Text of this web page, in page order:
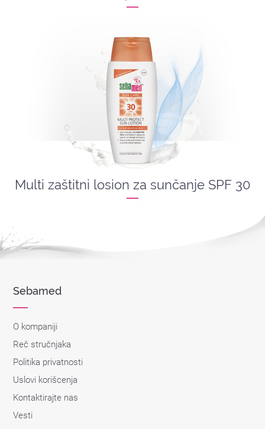
Multi zaštitni losion za sunčanje SPF 30
Sebamed
O kompaniji
Reč stručnjaka
Politika privatnosti
Uslovi korišcenja
Kontaktirajte nas
Vesti